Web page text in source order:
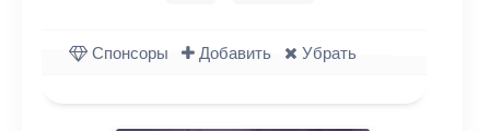
Спонсоры Добавить Убрать